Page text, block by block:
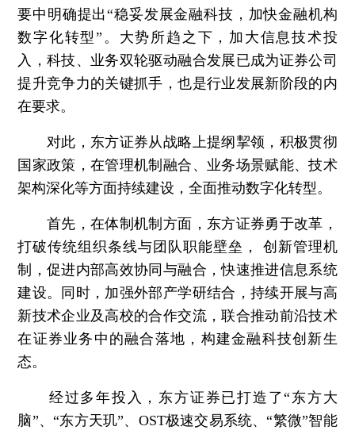
要中明确提出“稳妥发展金融科技，加快金融机构
数字化转型”。大势所趋之下，加大信息技术投
入，科技、业务双轮驱动融合发展已成为证券公司
提升竞争力的关键抓手，也是行业发展新阶段的内
在要求。
对此，东方证券从战略上提纲挈领，积极贯彻
国家政策，在管理机制融合、业务场景赋能、技术
架构深化等方面持续建设，全面推动数字化转型。
首先，在体制机制方面，东方证券勇于改革，
打破传统组织条线与团队职能壁垒， 创新管理机
制，促进内部高效协同与融合，快速推进信息系统
建设。同时，加强外部产学研结合，持续开展与高
新技术企业及高校的合作交流，联合推动前沿技术
在证券业务中的融合落地，构建金融科技创新生
态。
经过多年投入，东方证券已打造了“东方大
脑”、“东方天玑”、OST极速交易系统、“繁微”智能